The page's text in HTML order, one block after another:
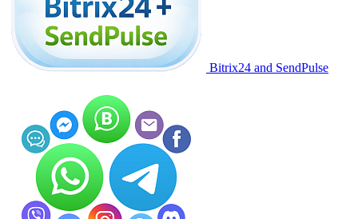
Bitrix24 and SendPulse